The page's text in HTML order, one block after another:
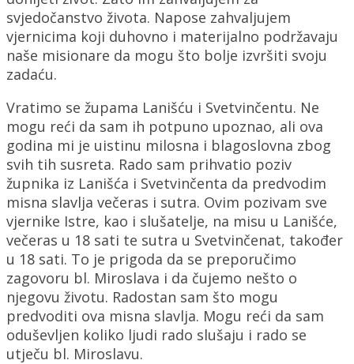
svjedočanstvo života. Napose zahvaljujem
vjernicima koji duhovno i materijalno podržavaju
naše misionare da mogu što bolje izvršiti svoju
zadaću.
Vratimo se župama Lanišću i Svetvinčentu. Ne
mogu reći da sam ih potpuno upoznao, ali ova
godina mi je uistinu milosna i blagoslovna zbog
svih tih susreta. Rado sam prihvatio poziv
župnika iz Lanišća i Svetvinčenta da predvodim
misna slavlja večeras i sutra. Ovim pozivam sve
vjernike Istre, kao i slušatelje, na misu u Lanišće,
večeras u 18 sati te sutra u Svetvinčenat, također
u 18 sati. To je prigoda da se preporučimo
zagovoru bl. Miroslava i da čujemo nešto o
njegovu životu. Radostan sam što mogu
predvoditi ova misna slavlja. Mogu reći da sam
oduševljen koliko ljudi rado slušaju i rado se
utječu bl. Miroslavu.